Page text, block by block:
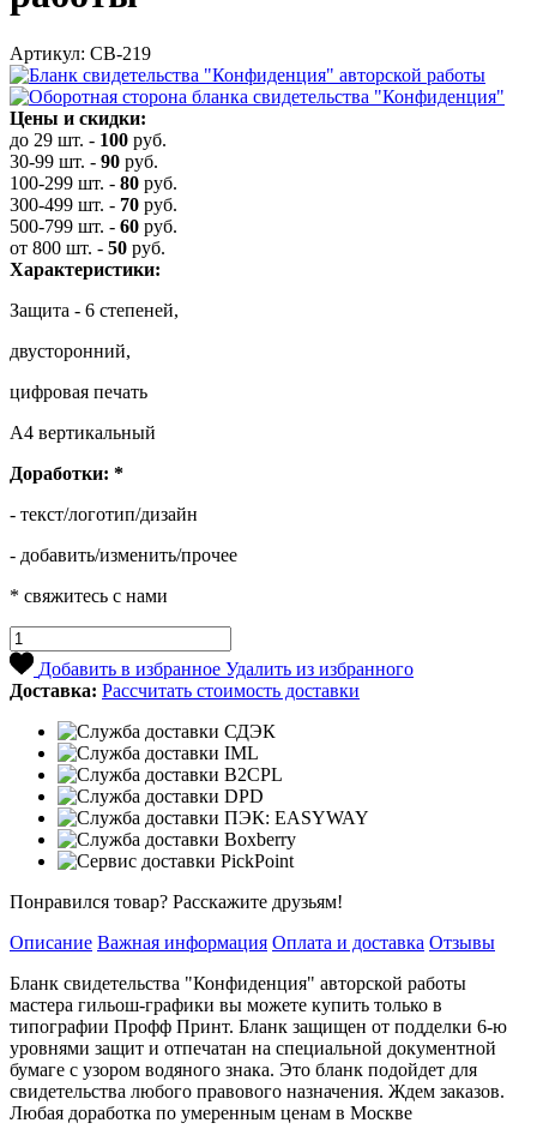
Артикул: СВ-219
Цены и скидки:
до 29 шт. - 100 руб.
30-99 шт. - 90 руб.
100-299 шт. - 80 руб.
300-499 шт. - 70 руб.
500-799 шт. - 60 руб.
от 800 шт. - 50 руб.
Характеристики:
Защита - 6 степеней,
двусторонний,
цифровая печать
А4 вертикальный
Доработки: *
- текст/логотип/дизайн
- добавить/изменить/прочее
* свяжитесь с нами
Добавить в избранное Удалить из избранного
Доставка: Рассчитать стоимость доставки
Понравился товар? Расскажите друзьям!
Описание Важная информация Оплата и доставка Отзывы
Бланк свидетельства "Конфиденция" авторской работы
мастера гильош-графики вы можете купить только в
типографии Профф Принт. Бланк защищен от подделки 6-ю
уровнями защит и отпечатан на специальной документной
бумаге с узором водяного знака. Это бланк подойдет для
свидетельства любого правового назначения. Ждем заказов.
Любая доработка по умеренным ценам в Москве